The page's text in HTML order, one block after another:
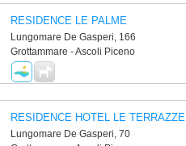
RESIDENCE LE PALME
Lungomare De Gasperi, 166
Grottammare - Ascoli Piceno
RESIDENCE HOTEL LE TERRAZZE
Lungomare De Gasperi, 70